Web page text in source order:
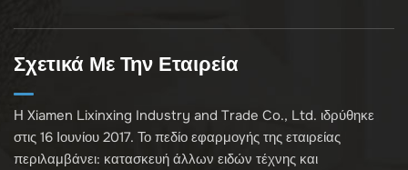
Σχετικά Με Την Εταιρεία
Η Xiamen Lixinxing Industry and Trade Co., Ltd. ιδρύθηκε
στις 16 Ιουνίου 2017. Το πεδίο εφαρμογής της εταιρείας
περιλαμβάνει: κατασκευή άλλων ειδών τέχνης και